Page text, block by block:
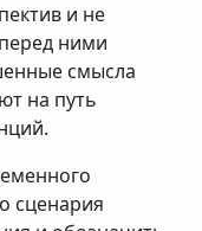
и не
ними
смысла
на путь
сценария